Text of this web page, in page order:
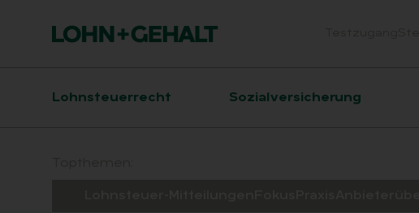
Hauptnavigation
Lohnsteuerrecht Sozialversicherung